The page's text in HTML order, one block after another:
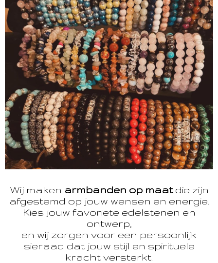
Wij maken armbanden op maatdie zijn
afgestemd op jouw wensen en energie.
Kies jouw favoriete edelstenen en
ontwerp,
en wij zorgen voor een persoonlijk
sieraad dat jouw stijl en spirituele
kracht versterkt.